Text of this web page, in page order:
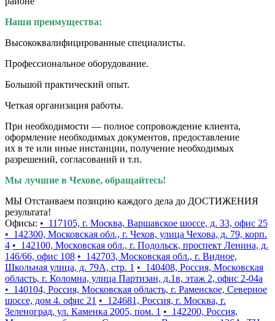
Наши преимущества:
Высококвалифицированные специалисты.
Профессиональное оборудование.
Большой практический опыт.
Четкая организация работы.
При необходимости — полное сопровождение клиента,
оформление необходимых документов, предоставление
их в те или иные инстанции, получение необходимых
разрешений, согласований и т.п.
Мы лучшие в Чехове, обращайтесь!
МЫ Отстаиваем позицию каждого дела до ДОСТИЖЕНИЯ
результата!
Офисы: • 117105, г. Москва, Варшавское шоссе, д. 33, офис 25
• 142300, Московская обл., г. Чехов, улица Чехова, д. 79, корп.
4 • 142100, Московская обл., г. Подольск, проспект Ленина, д.
146/66, офис 108 • 142703, Московская обл., г. Видное,
Школьная улица, д. 79А, стр. 1 • 140408, Россия, Московская
область, г. Коломна, улица Партизан, д.1в, этаж 2, офис 2-04а
• 140104, Россия, Московская область, г. Раменское, Северное
шоссе, дом 4. офис 21 • 124681, Россия, г. Москва, г.
Зеленоград, ул. Каменка 2005, пом. 1 • 142200, Россия,